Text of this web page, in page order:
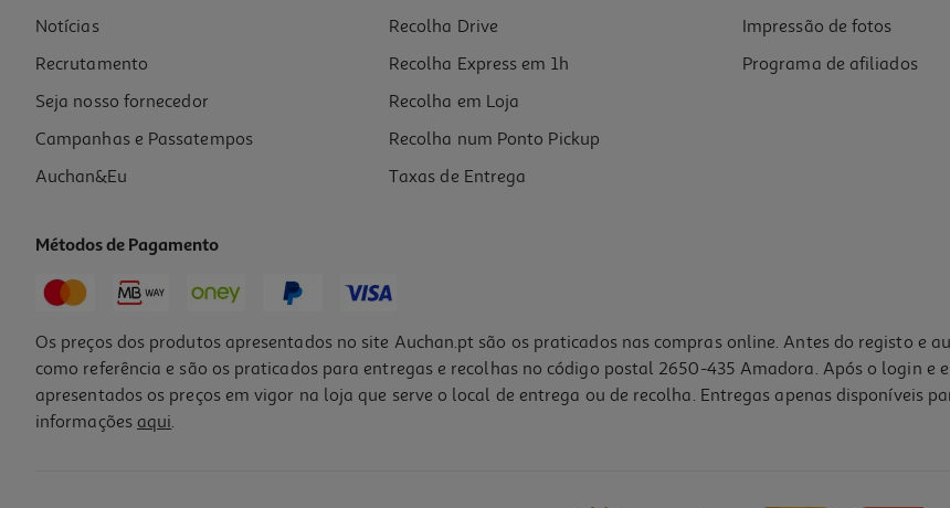
Notícias
Recrutamento
Seja nosso fornecedor
Campanhas e Passatempos
Auchan&Eu
Recolha Drive
Recolha Express em 1h
Recolha em Loja
Recolha num Ponto Pickup
Taxas de Entrega
Impressão de fotos
Programa de afiliados
Métodos de Pagamento
Os preços dos produtos apresentados no site Auchan.pt são os praticados nas compras online. Antes do registo e
como referência e são os praticados para entregas e recolhas no código postal 2650-435 Amadora. Após o login e
apresentados os preços em vigor na loja que serve o local de entrega ou de recolha. Entregas apenas disponíveis
informações aqui.